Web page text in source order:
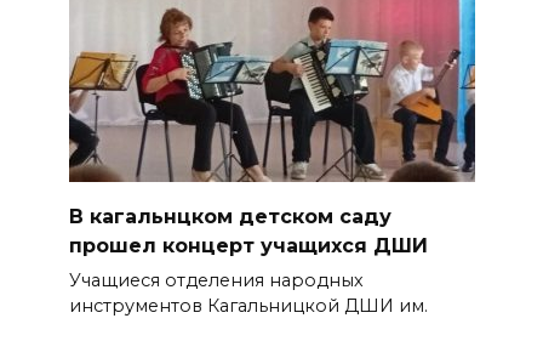
В кагальнцком детском саду
прошел концерт учащихся ДШИ
Учащиеся отделения народных
инструментов Кагальницкой ДШИ им.